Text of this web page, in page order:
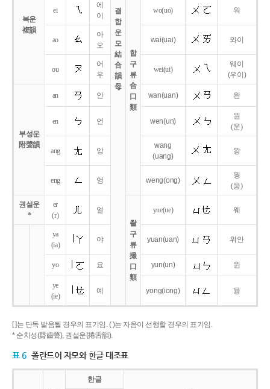
결
합
운
모
結
合
韻
母
복운
複韻
합
구
류
合
口
類
ei
에
이
wo(uo) 워
ao
아
오
wai(uai) 와이
ou
어
우
wei(ui)
웨이
(우이)
부성운
附聲韻
an 안 wan(uan) 완
en 언 wen(un)
원
(운)
ang 앙
wang
(uang)
왕
eng 엉 weng(ong)
웡
(웅)
권설운
*
er
(r)
얼
촬
구
류
撮
口
類
yue(ue) 웨
ya
(ia)
야 yuan(uan) 위안
yo 요 yun(un) 윈
ye
(ie)
예 yong(iong) 융
[ ]는 단독 발음될 경우의 표기임. ( )는 자음이 선행할 경우의 표기임.
* 순치성(脣齒聲), 권설운(捲舌韻).
표 6 폴란드어 자모와 한글 대조표
한글